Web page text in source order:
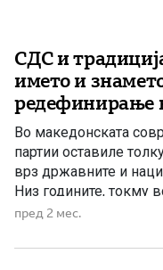
СДС и
името и
редефинирање
Во македонската
партии оставиле
врз државните и
Низ годините, токму
била на власт,
промената на
пред 2 мес.